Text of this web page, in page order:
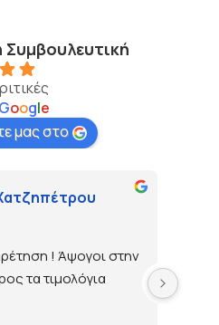
Συμβουλευτική
Google
μας στο
! Άψογοι στην
τα τιμολόγια